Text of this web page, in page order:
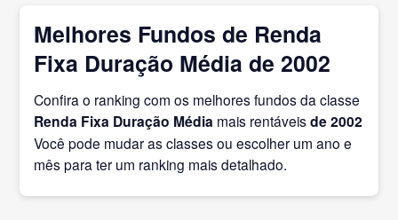
Melhores Fundos de Renda
Fixa Duração Média de 2002
Confira o ranking com os melhores fundos da classe
Renda Fixa Duração Média mais rentáveisde 2002
Você pode mudar as classes ou escolher um ano e
mês para ter um ranking mais detalhado.